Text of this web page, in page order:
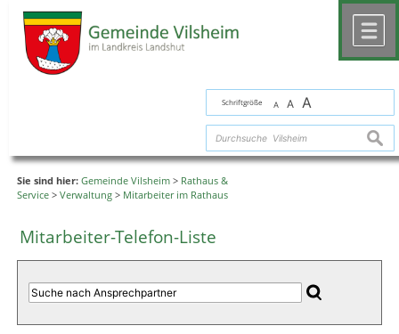
Schriftgröße A A A
Sie sind hier: Gemeinde Vilsheim > Rathaus &
Service > Verwaltung > Mitarbeiter im Rathaus
Mitarbeiter-Telefon-Liste